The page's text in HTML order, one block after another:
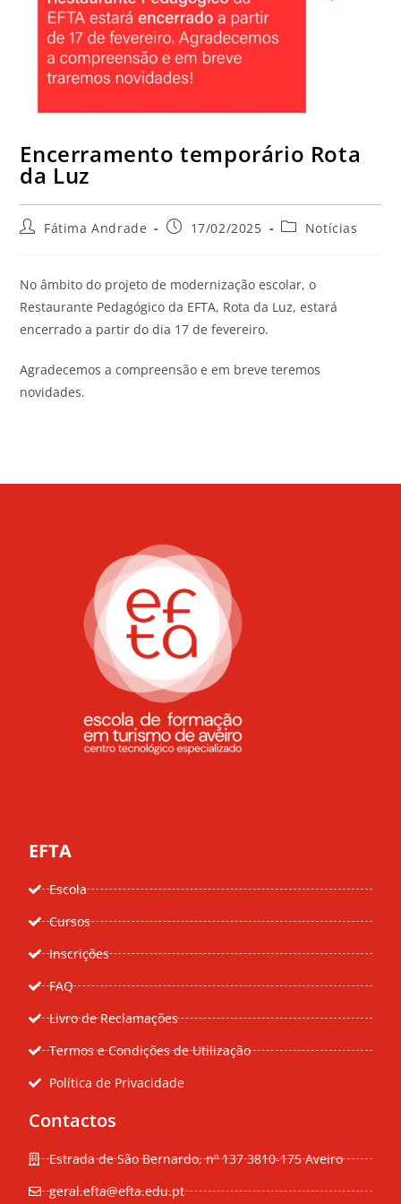
Encerramento temporário Rota
da Luz
Fátima Andrade 17/02/2025 Notícias
No âmbito do projeto de modernização escolar, o
Restaurante Pedagógico da EFTA, Rota da Luz, estará
encerrado a partir do dia 17 de fevereiro.
Agradecemos a compreensão e em breve teremos
novidades.
EFTA
Escola
Cursos
Inscrições
FAQ
Livro de Reclamações
Termos e Condições de Utilização
Política de Privacidade
Contactos
Estrada de São Bernardo, nº 137 3810-175 Aveiro
geral.efta@efta.edu.pt